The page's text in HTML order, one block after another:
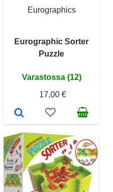
Eurographics
Eurographic Sorter
Puzzle
Varastossa (12)
17,00 €